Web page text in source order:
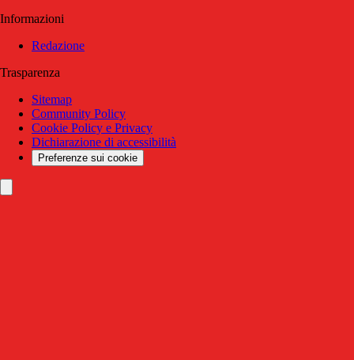
Informazioni
Redazione
Trasparenza
Sitemap
Community Policy
Cookie Policy e Privacy
Dichiarazione di accessibilità
Preferenze sui cookie